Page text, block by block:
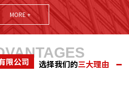
力和技术研发能力。本着诚实守信为
为追求目标，公司多次荣获河南省诚信
河南省重点保护企业、连续五年河南
业部质量达标企业、机械部全国产品
术监督局锅炉协会会员、河南省环境
MORE +
限公司 选择我们的三大理由